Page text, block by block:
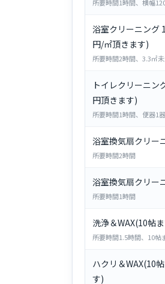
所要時間1時間、横幅
浴室クリーニング
円/㎡頂きます)
所要時間2時間、3.3㎡
トイレクリーニン
円頂きます)
所要時間1時間、便器1
浴室換気扇クリー
所要時間2時間
浴室換気扇クリー
所要時間1時間
洗浄＆WAX(10帖
所要時間1.5時間、10
ハクリ＆WAX(10
す)